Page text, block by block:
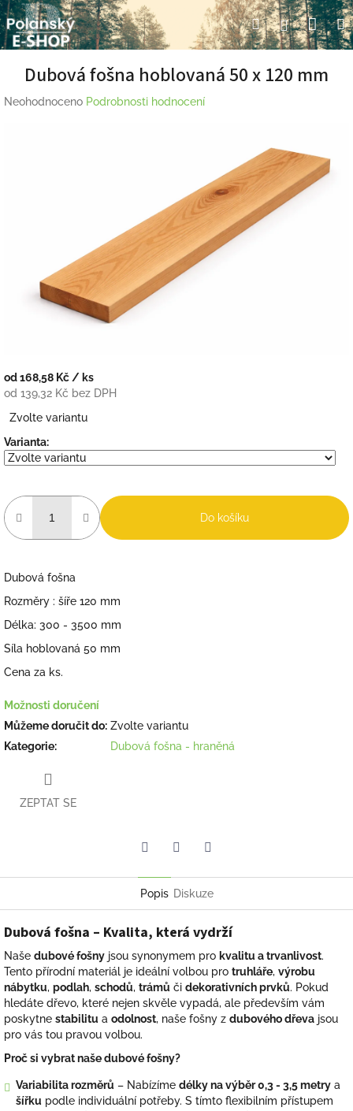
Přejít
na
obsah
HledatPřihlášení
Dubová fošna hoblovaná 50 x 120 mm
Průměrné
Neohodnoceno Podrobnosti hodnocení
od168,58 Kč / ks
od 139,32 Kč bez DPH
cena:
Zvolte variantu
Varianta:
Do košíku
Dubová fošna
Rozměry : šíře 120 mm
Délka: 300 - 3500 mm
Síla hoblovaná 50 mm
Cena za ks.
Možnosti doručení
Můžeme doručit do: Zvolte variantu
Kategorie: Dubová fošna - hraněná
ZEPTAT SE
Popis Diskuze
Dubová fošna – Kvalita, která vydrží
Naše dubové fošny jsou synonymem pro kvalitu a trvanlivost.
Tento přírodní materiál je ideální volbou pro truhláře, výrobu
nábytku, podlah, schodů, trámů či dekorativních prvků. Pokud
hledáte dřevo, které nejen skvěle vypadá, ale především vám
poskytne stabilitu a odolnost, naše fošny z dubového dřeva jsou
pro vás tou pravou volbou.
Proč si vybrat naše dubové fošny?
Variabilita rozměrů – Nabízíme délky na výběr 0,3 - 3,5 metry a
šířku podle individuální potřeby. S tímto flexibilním přístupem